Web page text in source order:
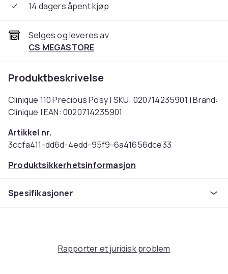
14 dagers åpent kjøp
Selges og leveres av
CS MEGASTORE
Produktbeskrivelse
Clinique 110 Precious Posy | SKU: 020714235901 | Brand:
Clinique | EAN: 0020714235901
Artikkel nr.
3ccfa411-dd6d-4edd-95f9-6a41656dce33
Produktsikkerhetsinformasjon
Spesifikasjoner
Rapporter et juridisk problem